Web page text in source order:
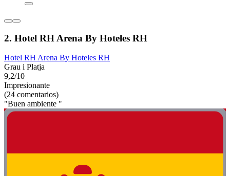
2. Hotel RH Arena By Hoteles RH
Hotel RH Arena By Hoteles RH
Grau i Platja
9,2/10
Impresionante
(24 comentarios)
"Buen ambiente "